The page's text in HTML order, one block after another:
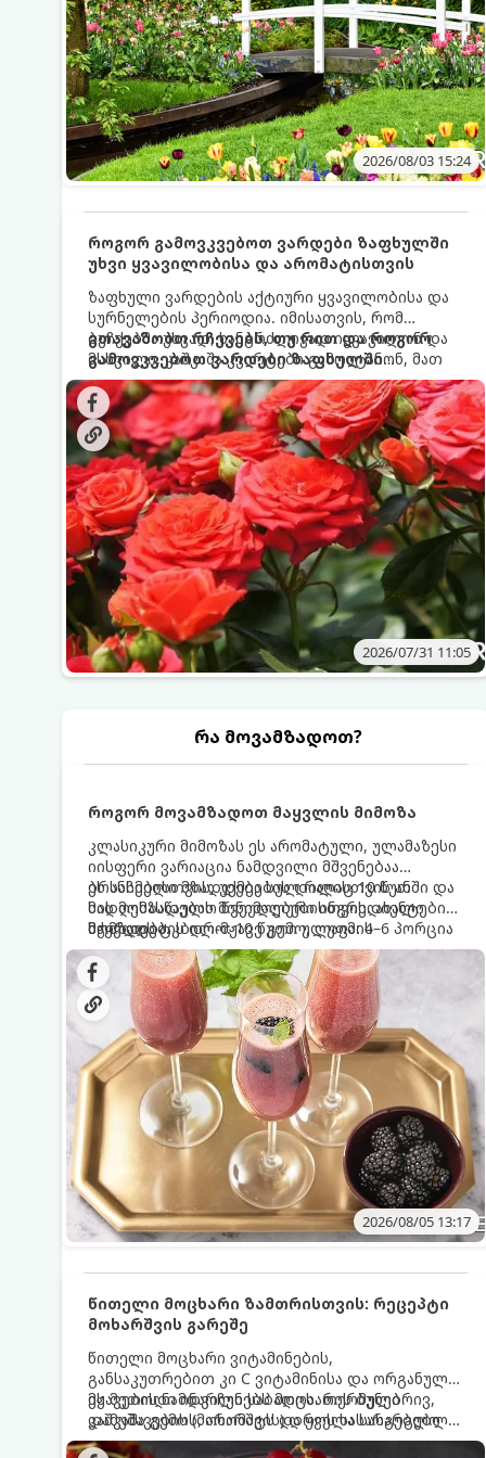
2026/08/03 15:24
როგორ გამოვკვებოთ ვარდები ზაფხულში
უხვი ყვავილობისა და არომატისთვის
ზაფხული ვარდების აქტიური ყვავილობისა და
სურნელების პერიოდია. იმისათვის, რომ
ბუჩქებმა უხვად, ხანგრძლივად იყვავილონ და
მსხვილი, კაშკაშა კვირტები გამოიტანონ, მათ
რეგულარული და სწორი გამოკვება
სჭირდებათ. ზაფხულის პერიოდში მცენარის
მოთხოვნილებები იცვლება, ამიტომ
მნიშვნელოვანია ვიცოდეთ, რომელი სასუქები
გამოიყენება ამ დროს.
გთავაზობთ რჩევებს, თუ რით და როგორ
გამოვკვებოთ ვარდები ზაფხულში
საუკეთესო შედეგის მისაღწევად:
2026/07/31 11:05
რა მოვამზადოთ?
როგორ მოვამზადოთ მაყვლის მიმოზა
კლასიკური მიმოზას ეს არომატული, ულამაზესი
იისფერი ვარიაცია ნამდვილი მშვენებაა
ბრანჩებისთვის, უქმეების დილისთვის ან
სადღესასწაულო წვეულებებისთვის. ახალი
მაყვლის ტკბილ-მჟავე გემო, ლაიმის
ციტრუსოვანი არომატი და ცქრიალა ღვინის
ბუშტუკები ქმნის საოცრად დახვეწილ და
მაგრილებელ კოქტეილს.
ეს სასმელი მზადდება სულ რაღაც 10 წუთში და
მის მომზადებას მინიმალური ინგრედიენტები
სჭირდება.
მომზადების დრო: 10 წუთი ულუფა: 4–6 პორცია
2026/08/05 13:17
წითელი მოცხარი ზამთრისთვის: რეცეპტი
მოხარშვის გარეშე
წითელი მოცხარი ვიტამინების,
განსაკუთრებით კი C ვიტამინისა და ორგანული
მჟავების ნამდვილი საბადოა. თერმული
დამუშავების (მოხარშვის) დროს სასარგებლო
ნივთიერებების დიდი ნაწილი იშლება. ამიტომ,
ეს მეთოდი ინარჩუნებს მოცხარის ბუნებრივ,
კაშკაშა გემოს, არომატს და ყველა სასარგებლო
თვისებას.